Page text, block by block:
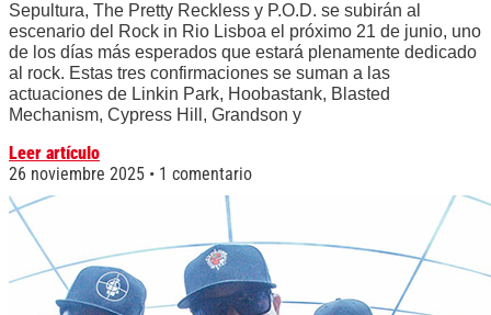
Sepultura, The Pretty Reckless y P.O.D. se subirán al
escenario del Rock in Rio Lisboa el próximo 21 de junio, uno
de los días más esperados que estará plenamente dedicado
al rock. Estas tres confirmaciones se suman a las
actuaciones de Linkin Park, Hoobastank, Blasted
Mechanism, Cypress Hill, Grandson y
Leer artículo
26 noviembre 2025
1 comentario